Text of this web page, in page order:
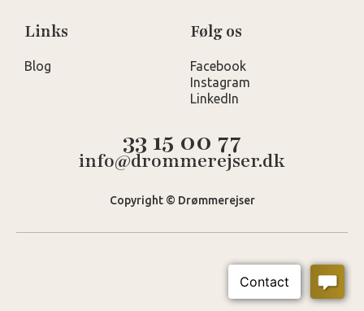
Links
Blog
Følg os
Facebook
Instagram
LinkedIn
33 15 00 77
info@drommerejser.dk
Copyright © Drømmerejser